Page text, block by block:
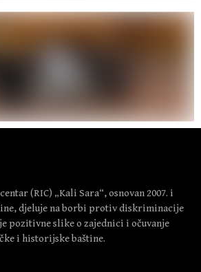
(RIC) „Kali Sara“, osnovan 2007. i
djeluje na borbi protiv diskriminacije
pozitivne slike o zajednici i očuvanje
i historijske baštine.